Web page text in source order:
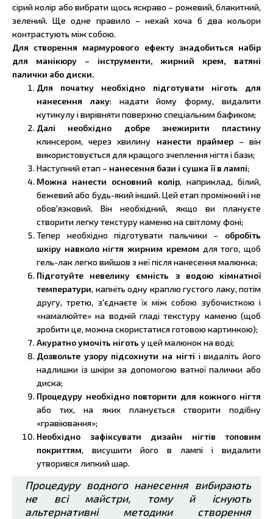
сірий колір або вибрати щось яскраво – рожевий, блакитний,
зелений. Ще одне правило – нехай хоча б два кольори
контрастують між собою.
Для створення мармурового ефекту знадобиться набір
для манікюру – інструменти, жирний крем, ватяні
палички або диски.
Для початку необхідно підготувати ніготь для
нанесення лаку: надати йому форму, видалити
кутикулу і вирівняти поверхню спеціальним бафиком;
Далі необхідно добре знежирити пластину
клинсером, через хвилину нанести праймер– він
використовується для кращого зчеплення нігтя і бази;
Наступний етап – нанесення бази і сушка її в лампі;
Можна нанести основний колір, наприклад, білий,
бежевий або будь-який інший. Цей етап проміжний і не
обов'язковий. Він необхідний, якщо ви плануєте
створити легку текстуру каменю на світлому фоні;
Тепер необхідно підготувати пальчики – обробіть
шкіру навколо нігтя жирним кремом для того, щоб
гель-лак легко вийшов з неї після нанесення малюнка;
Підготуйте невелику ємність з водою кімнатної
температури, капніть одну краплю густого лаку, потім
другу, третю, з'єднаєте їх між собою зубочисткою і
«намалюйте» на водній гладі текстуру каменю (щоб
зробити це, можна скористатися готовою картинкою);
Акуратно умочіть ніготь у цей малюнок на воді;
Дозвольте узору підсохнути на нігті і видаліть його
надлишки із шкіри за допомогою ватної палички або
диска;
Процедуру необхідно повторити для кожного нігтя
або тих, на яких планується створити подібну
«гравіювання»;
Необхідно зафіксувати дизайн нігтів топовим
покриттям, висушити його в лампі і видалити
утворився липкий шар.
Процедуру водного нанесення вибирають
не всі майстри, тому й існують
альтернативні методики створення